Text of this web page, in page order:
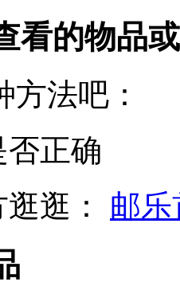
看的物品
法吧：
否正确
逛：
邮